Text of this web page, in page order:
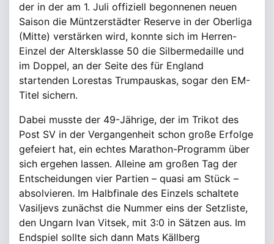
der in der am 1. Juli offiziell begonnenen neuen
Saison die Müntzerstädter Reserve in der Oberliga
(Mitte) verstärken wird, konnte sich im Herren-
Einzel der Altersklasse 50 die Silbermedaille und
im Doppel, an der Seite des für England
startenden Lorestas Trumpauskas, sogar den EM-
Titel sichern.
Dabei musste der 49-Jährige, der im Trikot des
Post SV in der Vergangenheit schon große Erfolge
gefeiert hat, ein echtes Marathon-Programm über
sich ergehen lassen. Alleine am großen Tag der
Entscheidungen vier Partien – quasi am Stück –
absolvieren. Im Halbfinale des Einzels schaltete
Vasiljevs zunächst die Nummer eins der Setzliste,
den Ungarn Ivan Vitsek, mit 3:0 in Sätzen aus. Im
Endspiel sollte sich dann Mats Källberg